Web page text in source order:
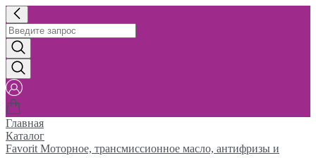
Главная
Каталог
Favorit Моторное, трансмиссионное масло, антифризы и